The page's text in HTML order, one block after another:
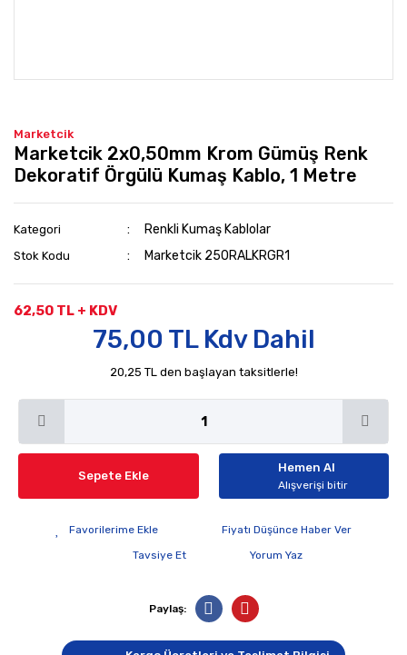
Marketcik
Marketcik 2x0,50mm Krom Gümüş Renk
Dekoratif Örgülü Kumaş Kablo, 1 Metre
Kategori Renkli Kumaş Kablolar
Stok Kodu Marketcik 250RALKRGR1
62,50 TL + KDV
75,00 TL Kdv Dahil
20,25 TL den başlayan taksitlerle!
Sepete Ekle
Hemen Al
Alışverişi bitir
Fiyatı Düşünce Haber Ver
Tavsiye Et
Yorum Yaz
Paylaş: